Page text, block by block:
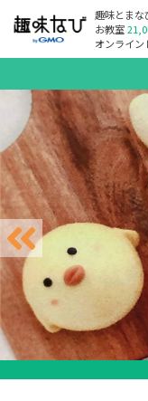
趣味とまな
お教室
オンライ